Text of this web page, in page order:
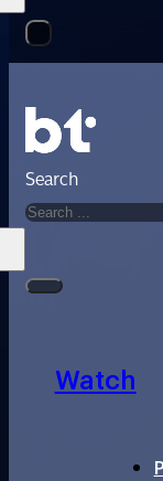
Search
Watch